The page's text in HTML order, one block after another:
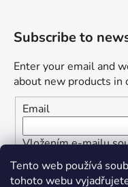
Tento web používá
tohoto webu
Subscribe to
Enter your email and
about new products in
Email
Vložením e-mailu
osobních údajů